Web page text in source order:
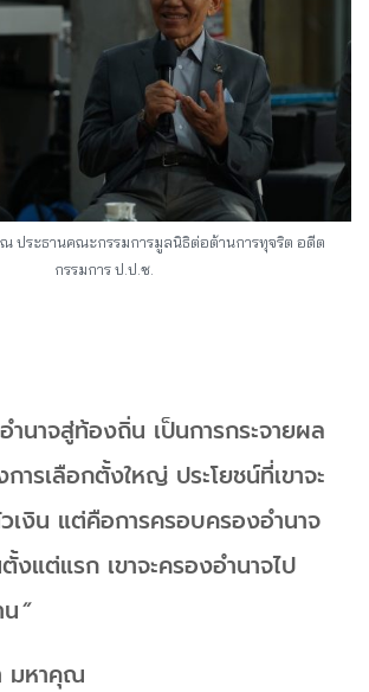
ประธานคณะกรรมการมูลนิธิต่อต้านการทุจริต อดีต
กรรมการ ป.ป.ช.
ำนาจสู่ท้องถิ่น เป็นการกระจายผล
การเลือกตั้งใหญ่ ประโยชน์ที่เขาจะ
เงิน แต่คือการครอบครองอำนาจ
งแต่แรก เขาจะครองอำนาจไป
”
มหาคุณ